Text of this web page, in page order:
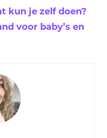
kun je zelf doen?
voor baby’s en